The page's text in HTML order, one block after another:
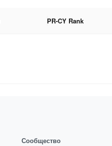
PR-CY Rank
Сообщество